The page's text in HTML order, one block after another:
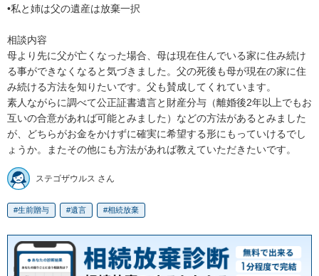
•私と姉は父の遺産は放棄一択
相談内容
母より先に父が亡くなった場合、母は現在住んでいる家に住み続け
る事ができなくなると気づきました。父の死後も母が現在の家に住
み続ける方法を知りたいです。父も賛成してくれています。
素人ながらに調べて公正証書遺言と財産分与（離婚後2年以上でもお
互いの合意があれば可能とみました）などの方法があるとみました
が、どちらがお金をかけずに確実に希望する形にもっていけるでし
ょうか。またその他にも方法があれば教えていただきたいです。
ステゴザウルス さん
生前贈与 遺言 相続放棄